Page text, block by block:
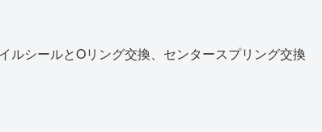
ルシールとOリング交換、センタースプリング交換